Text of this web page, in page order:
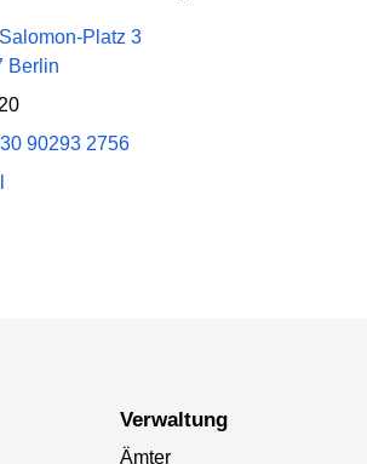
Platz 3
Berlin
90293 2756
Verwaltung
Ämter